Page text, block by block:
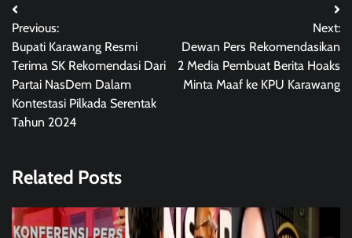
Post
navigation
Previous:
Bupati Karawang Resmi
Terima SK Rekomendasi Dari
Partai NasDem Dalam
Kontestasi Pilkada Serentak
Tahun 2024
Next:
Dewan Pers Rekomendasikan
2 Media Pembuat Berita Hoaks
Minta Maaf ke KPU Karawang
Related Posts